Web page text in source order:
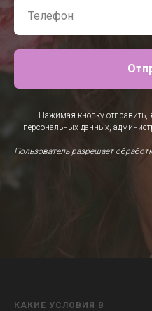
Нажимая кнопку отправить,
персональных данных,
Пользователь разрешает
КАКИЕ УСЛОВИЯ В